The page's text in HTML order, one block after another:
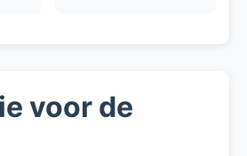
voor de